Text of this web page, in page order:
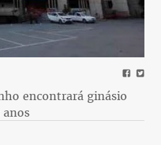
encontrará ginásio